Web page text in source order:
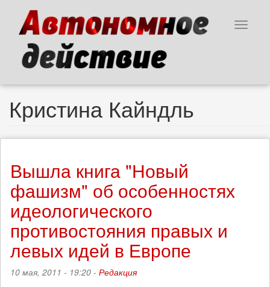
основному
содержанию
Toggle
Кристина Кайндль
Вышла книга "Новый
фашизм" об особенностях
идеологического
противостояния правых и
левых идей в Европе
10 мая, 2011 - 19:20 - Редакция